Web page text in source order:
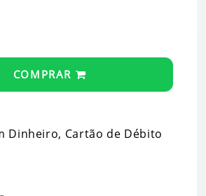
COMPRAR
Dinheiro, Cartão de Débito